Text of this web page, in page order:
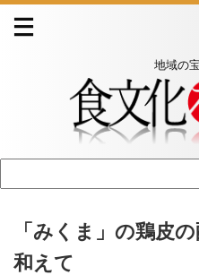
地域の
「みくま」の鶏皮
和えて